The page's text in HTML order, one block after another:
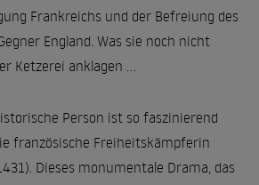
Frankreichs und der Befreiung des
England. Was sie noch nicht
Ketzerei anklagen ...
Person ist so faszinierend
französische Freiheitskämpferin
Dieses monumentale Drama, das